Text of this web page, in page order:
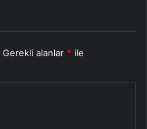
Gerekli alanlar * ile